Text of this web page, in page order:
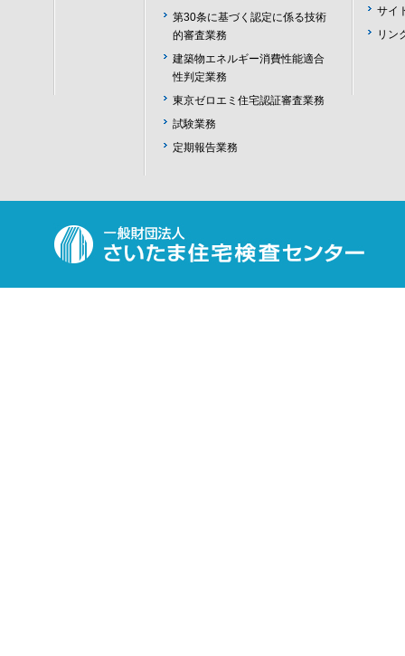
第30条に基づく認定に係る技術
的審査業務
建築物エネルギー消費性能適合
性判定業務
東京ゼロエミ住宅認証審査業務
試験業務
定期報告業務
サイ
リン